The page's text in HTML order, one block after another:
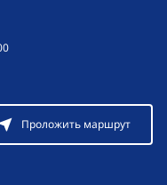
Проложить маршрут